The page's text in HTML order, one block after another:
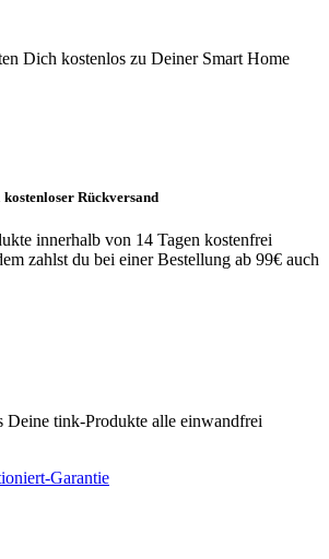
Dich kostenlos zu Deiner Smart Home
Rückversand
innerhalb von 14 Tagen kostenfrei
zahlst du bei einer Bestellung ab 99€ auch
Deine tink-Produkte alle einwandfrei
Garantie